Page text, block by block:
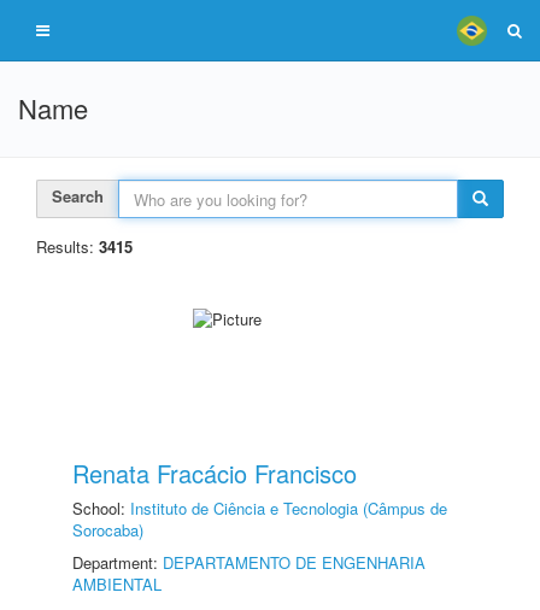
Name
Search
Results: 3415
Renata Fracácio Francisco
School: Instituto de Ciência e Tecnologia (Câmpus de
Sorocaba)
Department: DEPARTAMENTO DE ENGENHARIA
AMBIENTAL